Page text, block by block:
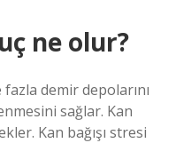
ne olur?
fazla demir depolarını
sağlar. Kan
Kan bağışı stresi